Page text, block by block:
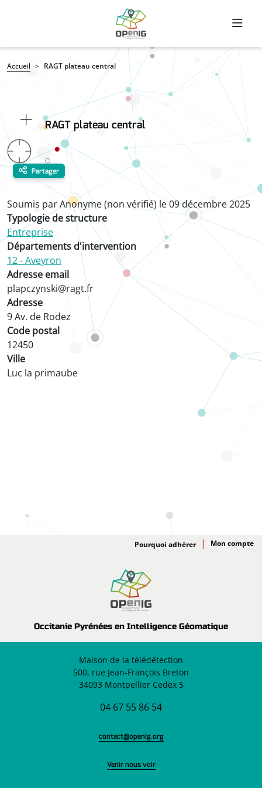
Fil d'Ariane
Accueil RAGT plateau central
RAGT plateau central
Partager
Soumis parAnonyme (non vérifié) le09 décembre 2025
Typologie de structure
Entreprise
Départements d'intervention
12 - Aveyron
Adresse email
plapczynski@ragt.fr
Adresse
9 Av. de Rodez
Code postal
12450
Ville
Luc la primaube
Occitanie Pyrénées en Intelligence Géomatique
Adhésion
Pourquoi adhérer
Maison de la télédétection
500, rue Jean-François Breton
34093 Montpellier Cedex 5
04 67 55 86 54
contact@openig.org
Venir nous voir